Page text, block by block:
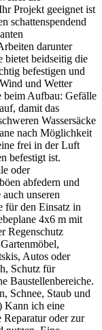
Projekt geeignet ist
schattenspendend
darunter
beidseitig die
befestigen und
und Wetter
beim Aufbau: Gefälle
damit das
Wassersäcke
nach Möglichkeit
frei in der Luft
befestigt ist.
oder
abfedern und
unseren
für den Einsatz in
4x6 m mit
Regenschutz
Autos oder
Schutz für
Baustellenbereiche.
Schnee, Staub und
Kann ich eine
Reparatur oder zur